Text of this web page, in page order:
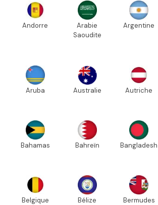
Andorre
Arabie
Saoudite
Argentine
Aruba Australie Autriche
Bahamas Bahreïn Bangladesh
Belgique Bélize Bermudes